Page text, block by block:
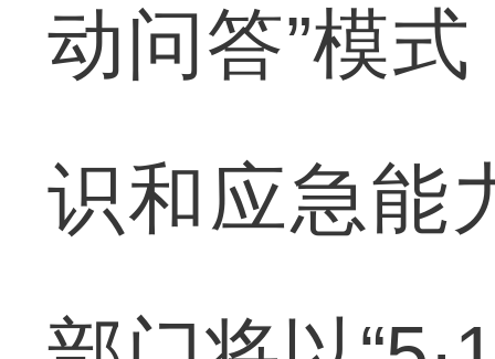
动问答”模
识和应急能